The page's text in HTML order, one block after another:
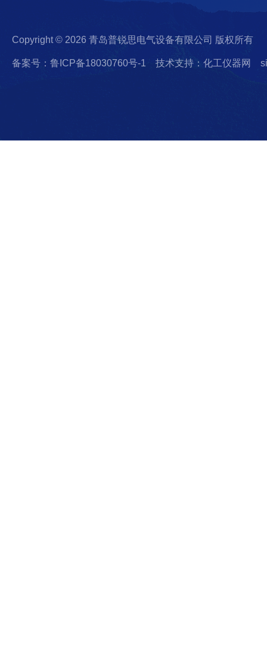
Copyright © 2026 青岛普锐思电气设备有限公司 版权所有
备案号：鲁ICP备18030760号-1 技术支持：化工仪器网